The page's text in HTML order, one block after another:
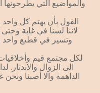
والمواضيع التي
لاننا لسنا في غابة
وتسير في قطيع واحد
الى الزوال والاندثار.
الداهمة والا أصبنا